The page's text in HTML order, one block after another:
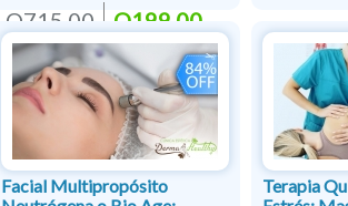
Q715.00 Q199.00
Facial Multipropósito
Terapia